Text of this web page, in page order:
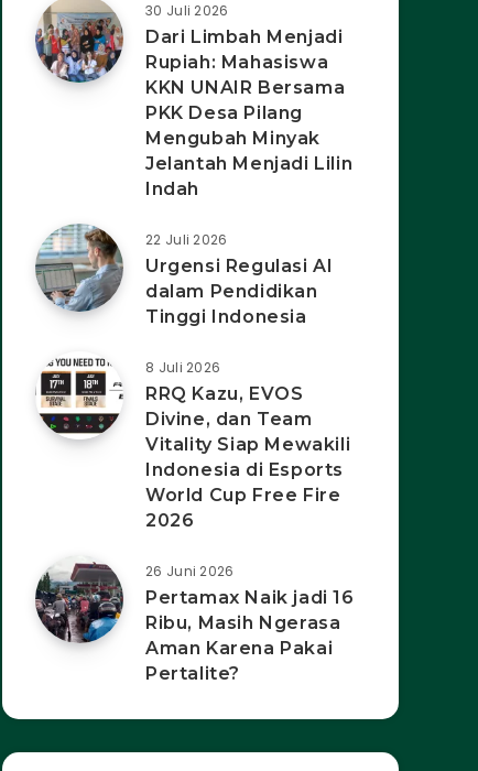
30 Juli 2026
Dari Limbah Menjadi
Rupiah: Mahasiswa
KKN UNAIR Bersama
PKK Desa Pilang
Mengubah Minyak
Jelantah Menjadi Lilin
Indah
22 Juli 2026
Urgensi Regulasi AI
dalam Pendidikan
Tinggi Indonesia
8 Juli 2026
RRQ Kazu, EVOS
Divine, dan Team
Vitality Siap Mewakili
Indonesia di Esports
World Cup Free Fire
2026
26 Juni 2026
Pertamax Naik jadi 16
Ribu, Masih Ngerasa
Aman Karena Pakai
Pertalite?